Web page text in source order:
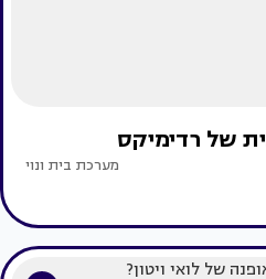
של רדימיקס
מערכת בית ונוי